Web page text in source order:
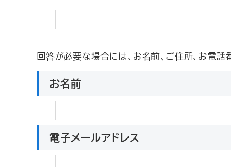
回答が必要な場合には、お名前、ご住所、お電話
お名前
電子メールアドレス